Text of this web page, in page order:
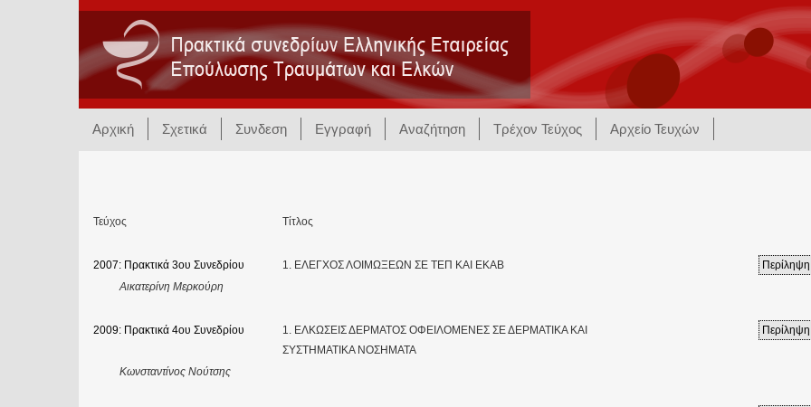
Αρχική Σχετικά Συνδεση Εγγραφή Αναζήτηση Τρέχον Τεύχος Αρχείο Τευχών
Τεύχος Τίτλος
2007: Πρακτικά 3ου Συνεδρίου 1. ΕΛΕΓΧΟΣ ΛΟΙΜΩΞΕΩΝ ΣΕ ΤΕΠ ΚΑΙ ΕΚΑΒ Περίληψη
Αικατερίνη Μερκούρη
2009: Πρακτικά 4ου Συνεδρίου
1. ΕΛΚΩΣΕΙΣ ΔΕΡΜΑΤΟΣ ΟΦΕΙΛΟΜΕΝΕΣ ΣΕ ΔΕΡΜΑΤΙΚΑ ΚΑΙ
ΣΥΣΤΗΜΑΤΙΚΑ ΝΟΣΗΜΑΤΑ
Περίληψη
Κωνσταντίνος Νούτσης